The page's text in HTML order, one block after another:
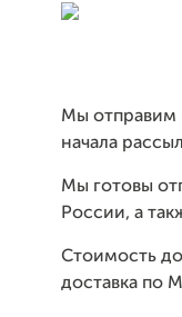
Мы отправим
начала
Мы готовы
России, а
Стоимость
доставка по